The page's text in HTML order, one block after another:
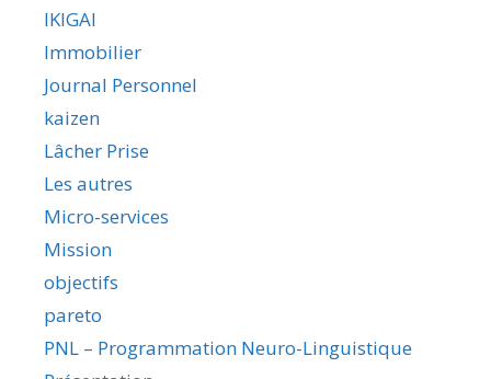
IKIGAI
Immobilier
Journal Personnel
kaizen
Lâcher Prise
Les autres
Micro-services
Mission
objectifs
pareto
PNL – Programmation Neuro-Linguistique